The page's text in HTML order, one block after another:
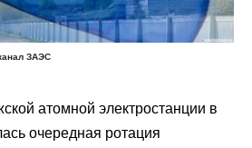
ЗАЭС
атомной электростанции в
очередная ротация